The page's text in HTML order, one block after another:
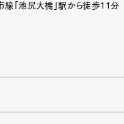
線「池尻大橋」駅から徒歩11分